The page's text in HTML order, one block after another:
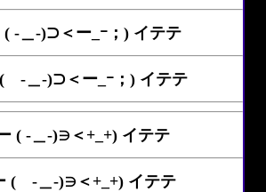
( -＿-)⊃＜ー_ｰ；) イテテ
-＿-)⊃＜ー_ｰ；) イテテ
( -＿-)∋＜+_+) イテテ
( -＿-)∋＜+_+) イテテ